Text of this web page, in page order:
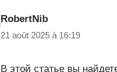
RobertNib
21 août 2025 à 16:19
В этой статье вы